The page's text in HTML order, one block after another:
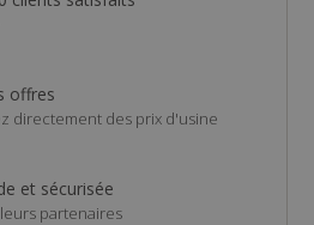
offres
directement des prix d'usine
et sécurisée
partenaires